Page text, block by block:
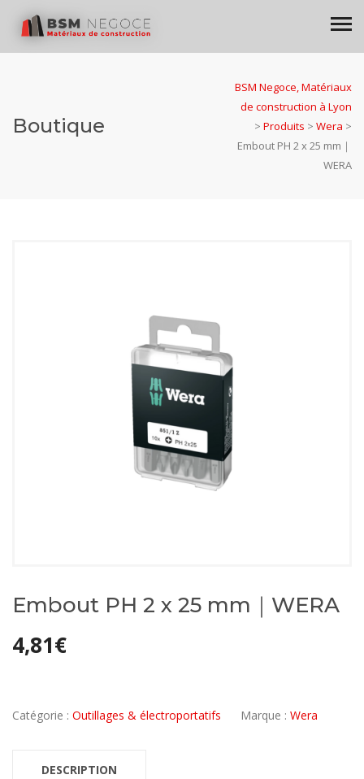
Boutique
BSM Negoce, Matériaux
de construction à Lyon
> Produits > Wera >
Embout PH 2 x 25 mm｜
WERA
Embout PH 2 x 25 mm｜WERA
4,81€
Catégorie : Outillages & électroportatifs Marque : Wera
DESCRIPTION